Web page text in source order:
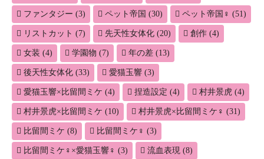
ファンタジー (3) ペット帝国 (30) ペット帝国♀ (51)
リストカット (7) 先天性女体化 (20) 創作 (4)
女装 (4) 学園物 (7) 年の差 (13)
後天性女体化 (33) 愛猫玉響 (3)
愛猫玉響×比留間ミケ (4) 捏造設定 (4) 村井景虎 (4)
村井景虎×比留間ミケ (10) 村井景虎×比留間ミケ♀ (31)
比留間ミケ (8) 比留間ミケ♀ (3)
比留間ミケ♀×愛猫玉響♀ (3) 流血表現 (8)